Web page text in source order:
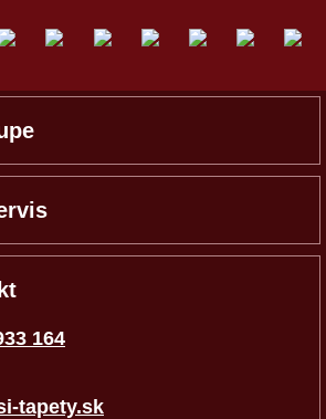
164
tapety.sk